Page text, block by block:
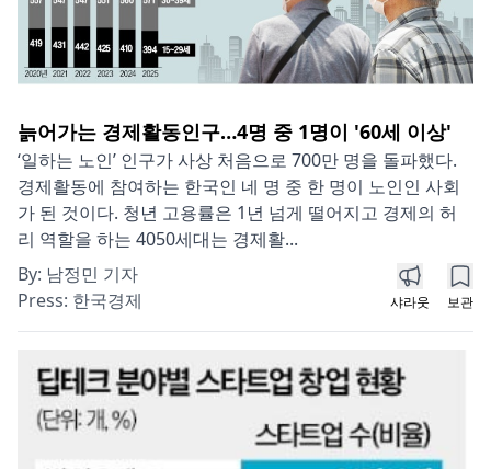
늙어가는 경제활동인구…4명 중 1명이 '60세 이상'
‘일하는 노인’ 인구가 사상 처음으로 700만 명을 돌파했다.
경제활동에 참여하는 한국인 네 명 중 한 명이 노인인 사회
가 된 것이다. 청년 고용률은 1년 넘게 떨어지고 경제의 허
리 역할을 하는 4050세대는 경제활...
By: 남정민 기자
Press: 한국경제 샤라웃 보관